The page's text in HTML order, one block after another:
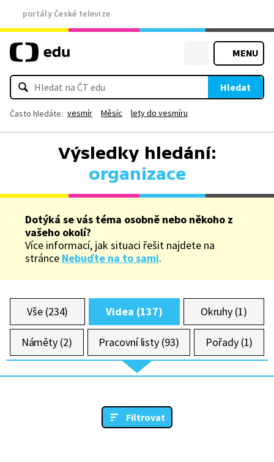
portály České televize
MENU
Hledat
Často hledáte: vesmír Měsíc lety do vesmíru
Výsledky hledání:
organizace
Dotýká se vás téma osobně nebo někoho z
vašeho okolí?
Více informací, jak situaci řešit najdete na
stránce Nebuďte na to sami.
Vše (234) Videa (137) Okruhy (1)
Náměty (2) Pracovní listy (93) Pořady (1)
Filtrovat